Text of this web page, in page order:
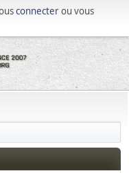
connecterou vous